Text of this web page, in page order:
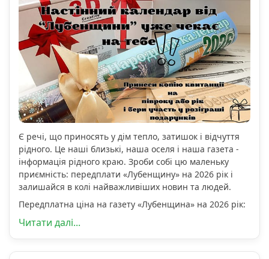
Є речі, що приносять у дім тепло, затишок і відчуття
рідного. Це наші близькі, наша оселя і наша газета -
інформація рідного краю. Зроби собі цю маленьку
приємність: передплати «Лубенщину» на 2026 рік і
залишайся в колі найважливіших новин та людей.
Передплатна ціна на газету «Лубенщина» на 2026 рік:
Читати далі...